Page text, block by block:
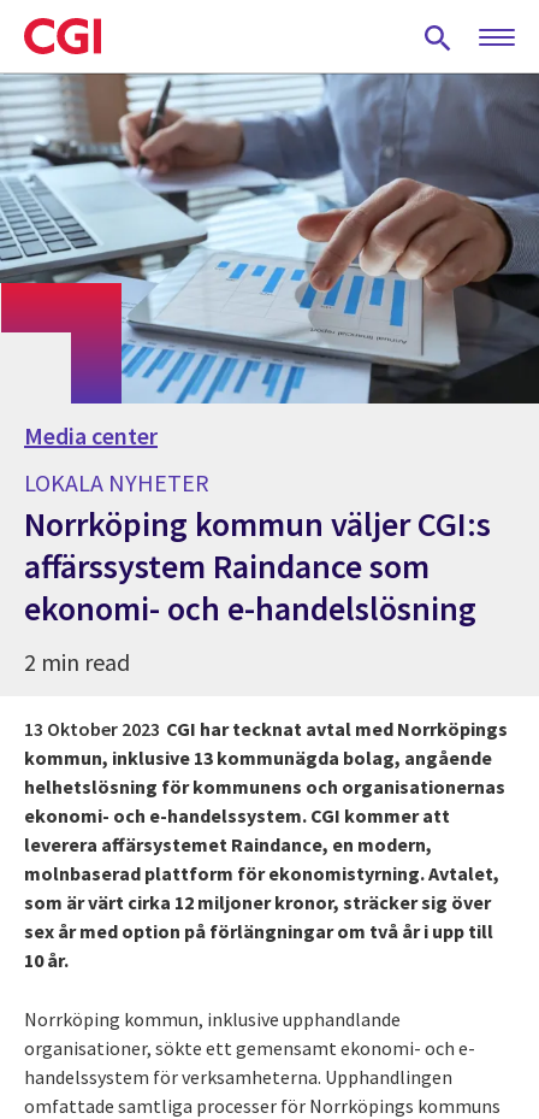
Skip
to
main
content
Media center
LOKALA NYHETER
Norrköping kommun väljer CGI:s
affärssystem Raindance som
ekonomi- och e-handelslösning
2 min read
13 Oktober 2023 CGI har tecknat avtal med Norrköpings
kommun, inklusive 13 kommunägda bolag, angående
helhetslösning för kommunens och organisationernas
ekonomi- och e-handelssystem. CGI kommer att
leverera affärsystemet Raindance, en modern,
molnbaserad plattform för ekonomistyrning. Avtalet,
som är värt cirka 12 miljoner kronor, sträcker sig över
sex år med option på förlängningar om två år i upp till
10 år.
Norrköping kommun, inklusive upphandlande
organisationer, sökte ett gemensamt ekonomi- och e-
handelssystem för verksamheterna. Upphandlingen
omfattade samtliga processer för Norrköpings kommuns